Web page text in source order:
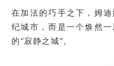
在加法的巧手之下，姆
纪城市，而是一个焕然
的“寂静之城”。